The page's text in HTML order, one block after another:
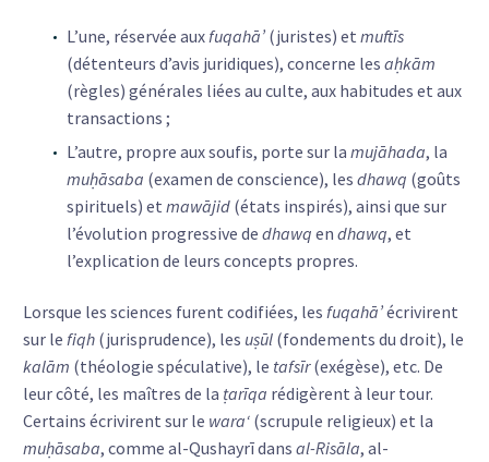
L’une, réservée aux fuqahā’ (juristes) et muftīs
(détenteurs d’avis juridiques), concerne les aḥkām
(règles) générales liées au culte, aux habitudes et aux
transactions ;
L’autre, propre aux soufis, porte sur la mujāhada, la
muḥāsaba (examen de conscience), les dhawq (goûts
spirituels) et mawājid (états inspirés), ainsi que sur
l’évolution progressive de dhawq en dhawq, et
l’explication de leurs concepts propres.
Lorsque les sciences furent codifiées, les fuqahā’écrivirent
sur le fiqh (jurisprudence), les uṣūl (fondements du droit), le
kalām (théologie spéculative), le tafsīr(exégèse), etc. De
leur côté, les maîtres de la ṭarīqa rédigèrent à leur tour.
Certains écrivirent sur le wara‘ (scrupule religieux) et la
muḥāsaba, comme al-Qushayrī dans al-Risāla, al-